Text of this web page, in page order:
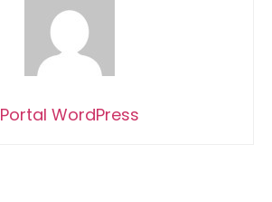
Portal WordPress